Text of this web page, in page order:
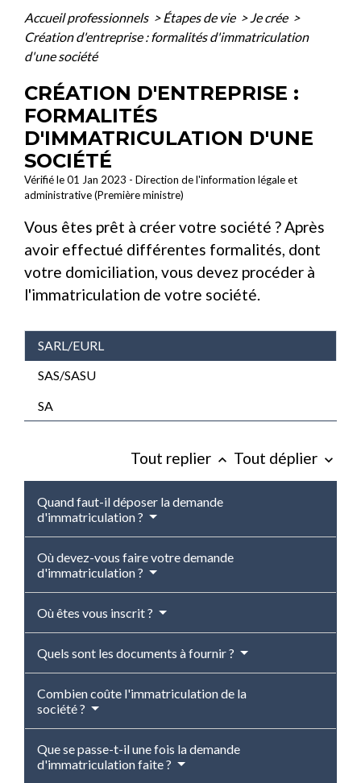
Accueil professionnels > Étapes de vie > Je crée >
Création d'entreprise : formalités d'immatriculation
d'une société
CRÉATION D'ENTREPRISE :
FORMALITÉS
D'IMMATRICULATION D'UNE
SOCIÉTÉ
Vérifié le 01 Jan 2023 - Direction de l'information légale et
administrative (Première ministre)
Vous êtes prêt à créer votre société ? Après
avoir effectué différentes formalités, dont
votre domiciliation, vous devez procéder à
l'immatriculation de votre société.
SARL/EURL
SAS/SASU
SA
Tout replier keyboard_arrow_up Tout déplier keyboard_arrow_down
Quand faut-il déposer la demande
d'immatriculation ?
Où devez-vous faire votre demande
d'immatriculation ?
Où êtes vous inscrit ?
Quels sont les documents à fournir ?
Combien coûte l'immatriculation de la
société ?
Que se passe-t-il une fois la demande
d'immatriculation faite ?